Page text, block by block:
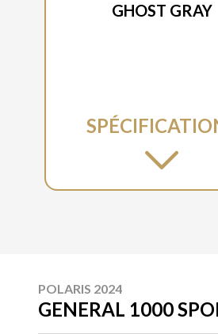
GHOST GRAY
POLARIS 2024
GENERAL 1000